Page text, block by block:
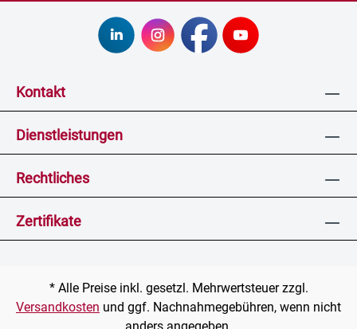
Kontakt
Dienstleistungen
Rechtliches
Zertifikate
* Alle Preise inkl. gesetzl. Mehrwertsteuer zzgl.
Versandkosten und ggf. Nachnahmegebühren, wenn nicht